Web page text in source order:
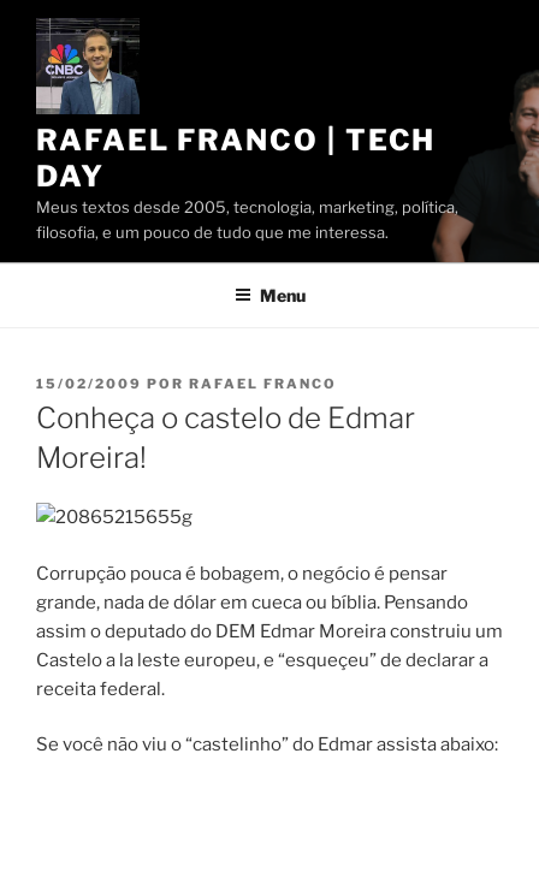
Pular
conteúdo
RAFAEL FRANCO | TECH
DAY
Meus textos desde 2005, tecnologia, marketing, política,
filosofia, e um pouco de tudo que me interessa.
Menu
PUBLICADO
EM
15/02/2009 POR RAFAEL FRANCO
Conheça o castelo de Edmar
Moreira!
Corrupção pouca é bobagem, o negócio é pensar
grande, nada de dólar em cueca ou bíblia. Pensando
assim o deputado do DEM Edmar Moreira construiu um
Castelo a la leste europeu, e “esqueçeu” de declarar a
receita federal.
Se você não viu o “castelinho” do Edmar assista abaixo: